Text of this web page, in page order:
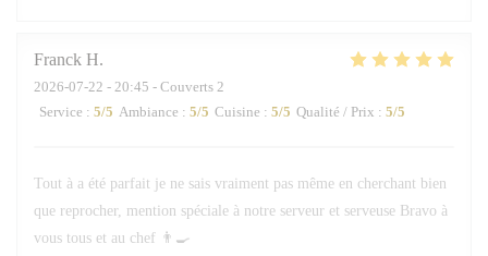
Franck H
2026-07-22 - 20:45 - Couverts 2
Service : 5/5 Ambiance : 5/5 Cuisine : 5/5 Qualité / Prix : 5/5
Tout à a été parfait je ne sais vraiment pas même en cherchant bien
que reprocher, mention spéciale à notre serveur et serveuse Bravo à
vous tous et au chef 👨‍🍳